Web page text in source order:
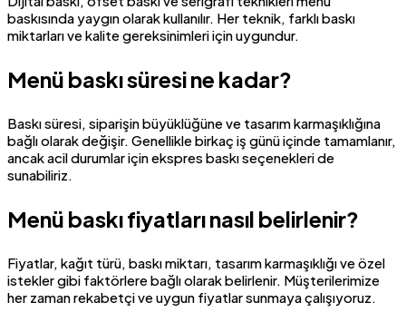
baskısında yaygın olarak kullanılır. Her teknik, farklı baskı
miktarları ve kalite gereksinimleri için uygundur.
Menü baskı süresi ne kadar?
Baskı süresi, siparişin büyüklüğüne ve tasarım karmaşıklığına
bağlı olarak değişir. Genellikle birkaç iş günü içinde tamamlanır,
ancak acil durumlar için ekspres baskı seçenekleri de
sunabiliriz.
Menü baskı fiyatları nasıl belirlenir?
Fiyatlar, kağıt türü, baskı miktarı, tasarım karmaşıklığı ve özel
istekler gibi faktörlere bağlı olarak belirlenir. Müşterilerimize
her zaman rekabetçi ve uygun fiyatlar sunmaya çalışıyoruz.